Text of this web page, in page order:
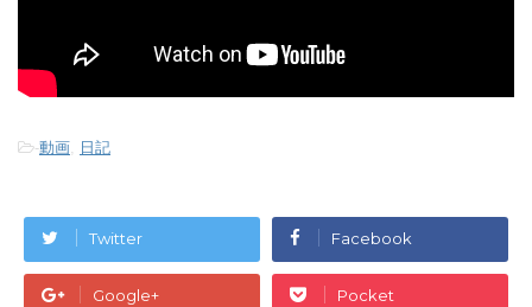
-動画 日記
Twitter Facebook
Google+ Pocket